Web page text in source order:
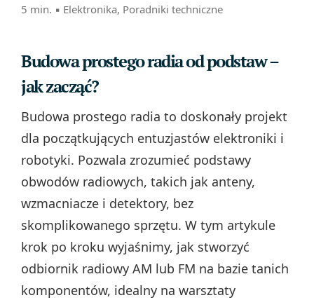
5 min. ▪ Elektronika, Poradniki techniczne
Budowa prostego radia od podstaw –
jak zacząć?
Budowa prostego radia to doskonały projekt
dla początkujących entuzjastów elektroniki i
robotyki. Pozwala zrozumieć podstawy
obwodów radiowych, takich jak anteny,
wzmacniacze i detektory, bez
skomplikowanego sprzętu. W tym artykule
krok po kroku wyjaśnimy, jak stworzyć
odbiornik radiowy AM lub FM na bazie tanich
komponentów, idealny na warsztaty